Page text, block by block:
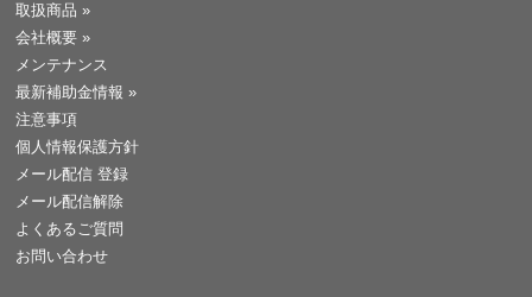
取扱商品 »
会社概要 »
メンテナンス
最新補助金情報 »
注意事項
個人情報保護方針
メール配信 登録
メール配信解除
よくあるご質問
お問い合わせ